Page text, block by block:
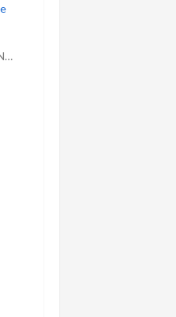
„RECOMANDARI”